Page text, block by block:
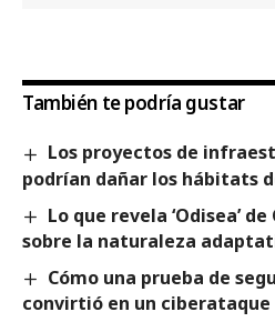
También te podría gustar
Los proyectos de
podrían dañar los hábitats
Lo que revela ‘Odisea’
sobre la naturaleza
Cómo una prueba de
convirtió en un ciberataque